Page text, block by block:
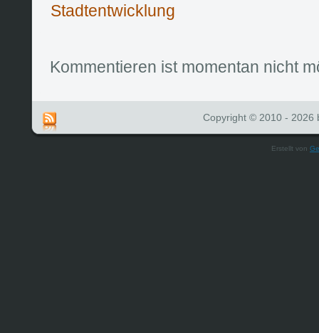
Stadtentwicklung
Kommentieren ist momentan nicht
Copyright © 2010 - 2026
Erstellt von